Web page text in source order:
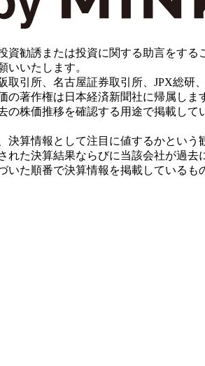
勧誘または投資に関する助言をする
いいたします。
引所、名古屋証券取引所、JPX総研
著作権は日本経済新聞社に帰属しま
の株価推移を確認する用途で掲載し
決算情報として注目に値するかとい
れた決算結果ならびに当該会社が過
いた順番で決算情報を掲載している